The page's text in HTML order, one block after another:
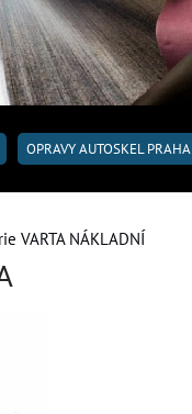
OPRAVY AUTOSKEL PRAHA
VARTA NÁKLADNÍ